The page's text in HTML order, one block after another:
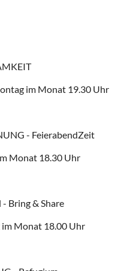
im Monat 19.30 Uhr
- FeierabendZeit
Monat 18.30 Uhr
- Bring & Share
im Monat 18.00 Uhr